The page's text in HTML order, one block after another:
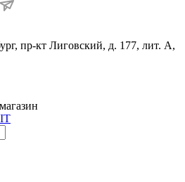
пр-кт Лиговский, д. 177, лит. А,